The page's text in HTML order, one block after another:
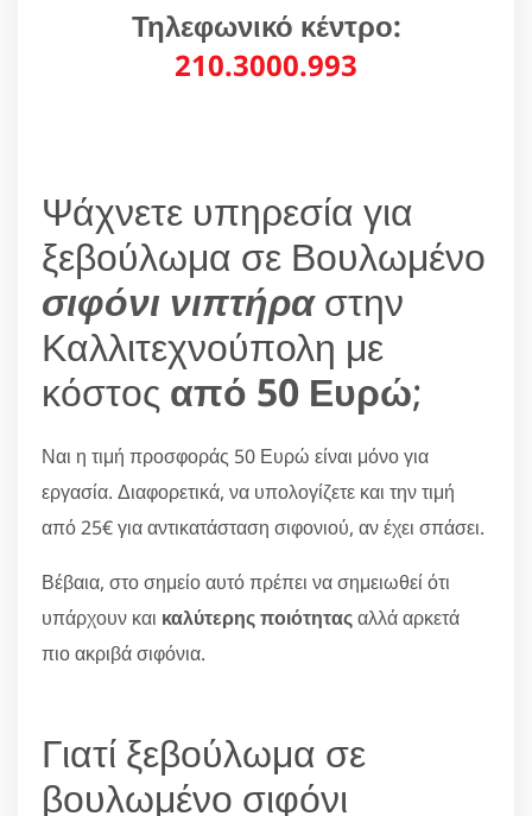
Τηλεφωνικό κέντρο:
210.3000.993
Ψάχνετε υπηρεσία για
ξεβούλωμα σε Βουλωμένο
σιφόνι νιπτήραστην
Καλλιτεχνούπολη με
κόστος από 50 Ευρώ;
Ναι η τιμή προσφοράς 50 Ευρώ είναι μόνο για
εργασία. Διαφορετικά, να υπολογίζετε και την τιμή
από 25€ για αντικατάσταση σιφονιού, αν έχει σπάσει.
Βέβαια, στο σημείο αυτό πρέπει να σημειωθεί ότι
υπάρχουν και καλύτερης ποιότηταςαλλά αρκετά
πιο ακριβά σιφόνια.
Γιατί ξεβούλωμα σε
βουλωμένο σιφόνι